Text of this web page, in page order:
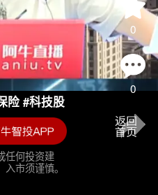
0
0
险 #科技股
任何投资建
市须谨慎。